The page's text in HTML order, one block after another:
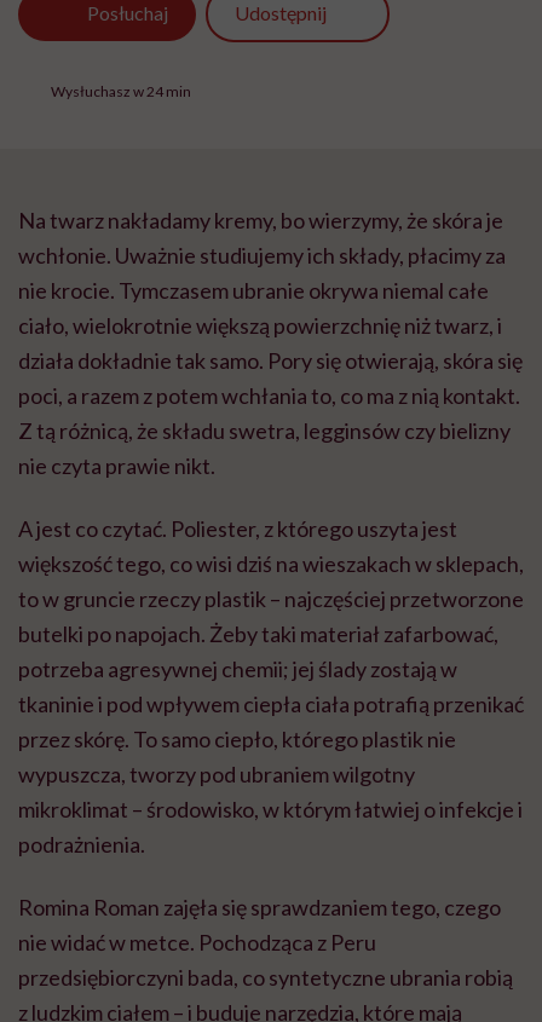
Posłuchaj Udostępnij
Wysłuchasz w 24 min
Na twarz nakładamy kremy, bo wierzymy, że skóra je
wchłonie. Uważnie studiujemy ich składy, płacimy za
nie krocie. Tymczasem ubranie okrywa niemal całe
ciało, wielokrotnie większą powierzchnię niż twarz, i
działa dokładnie tak samo. Pory się otwierają, skóra się
poci, a razem z potem wchłania to, co ma z nią kontakt.
Z tą różnicą, że składu swetra, legginsów czy bielizny
nie czyta prawie nikt.
A jest co czytać. Poliester, z którego uszyta jest
większość tego, co wisi dziś na wieszakach w sklepach,
to w gruncie rzeczy plastik – najczęściej przetworzone
butelki po napojach. Żeby taki materiał zafarbować,
potrzeba agresywnej chemii; jej ślady zostają w
tkaninie i pod wpływem ciepła ciała potrafią przenikać
przez skórę. To samo ciepło, którego plastik nie
wypuszcza, tworzy pod ubraniem wilgotny
mikroklimat – środowisko, w którym łatwiej o infekcje i
podrażnienia.
Romina Roman zajęła się sprawdzaniem tego, czego
nie widać w metce. Pochodząca z Peru
przedsiębiorczyni bada, co syntetyczne ubrania robią
z ludzkim ciałem – i buduje narzędzia, które mają